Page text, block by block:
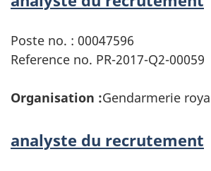
Poste no. : 00047596
Reference no. PR-2017-Q2-00059
Organisation :Gendarmerie
analyste du recrutement